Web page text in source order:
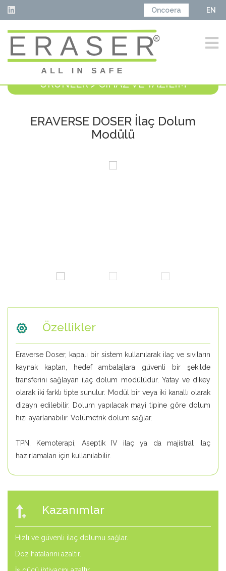
Oncoera EN
ÜRÜNLER > CİHAZ VE YAZILIM
ERAVERSE DOSER İlaç Dolum
Modülü
Özellikler
Eraverse Doser, kapalı bir sistem kullanılarak ilaç ve sıvıların
kaynak kaptan, hedef ambalajlara güvenli bir şekilde
transferini sağlayan ilaç dolum modülüdür. Yatay ve dikey
olarak iki farklı tipte sunulur. Modül bir veya iki kanallı olarak
dizayn edilebilir. Dolum yapılacak mayi tipine göre dolum
hızı ayarlanabilir. Volümetrik dolum sağlar.
TPN, Kemoterapi, Aseptik IV ilaç ya da majistral ilaç
hazırlamaları için kullanılabilir.
Kazanımlar
Hızlı ve güvenli ilaç dolumu sağlar.
Doz hatalarını azaltır.